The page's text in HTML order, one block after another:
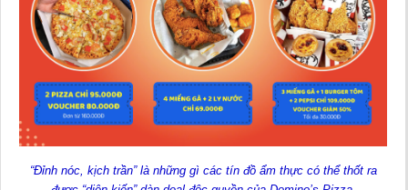
“Đỉnh nóc, kịch trần” là những gì các tín đồ ẩm thực có thể thốt ra